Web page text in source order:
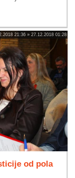
21:36 » 27.12.2018 01:28
od pola